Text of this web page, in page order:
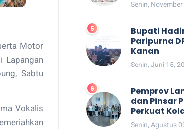
Motor
Lapangan
Sabtu
Vokalis
Senin,
Bupati
Paripurna
Kanan
Senin, Juni 15,
Pemprov
dan Pinsar
Perkuat
Senin, Agustus